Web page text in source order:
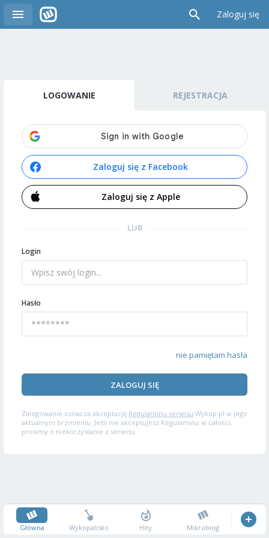
Zaloguj się
LOGOWANIE REJESTRACJA
Zaloguj się z Facebook
Zaloguj się z Apple
LUB
Login
Hasło
nie pamiętam hasła
ZALOGUJ SIĘ
Zalogowanie oznacza akceptację Regulaminu serwisu Wykop.pl w jego
aktualnym brzmieniu. Jeśli nie akceptujesz Regulaminu w całości,
prosimy o niekorzystanie z serwisu.
Główna Wykopalisko Hity Mikroblog